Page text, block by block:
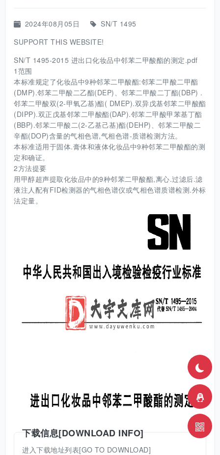
2024年08月05日
SN/T 1495
SUPPORT THIS WEBSITE!
SN/T 1495-2015 进出口化妆品中邻苯二甲酸酯的测定.pdf
1范围
本标准规定了化妆品中9种邻苯二甲酸酯:邻苯二甲酸二甲酯
(DMP).邻苯二甲酸二乙酯(DEP)、邻苯二甲酸二丁酯(DBP) .
邻苯二甲酸双(2-甲氧乙基)酯( DMEP).双异戊基邻苯二甲酸酯
(DIPP).双正戊基邻苯二甲酸酯(DAP).邻苯二甲酸甲苯基丁酯
(BBP).邻苯二甲酸二(2-乙基己基)酯(DEHP)、邻苯二甲酸二
辛酯(DOP)含量的气相色谱,气相色谱-质谱检测方法。
本标准适用于固体.膏体和液体化妆品中9种邻苯二甲酸酯的测
定和确证。
2方法提要
用甲醇超声提取化妆品中的9种邻苯二甲酸酯,离心.过滤后.滤
液注人配有FID检测器的气相色谱仪或气相色谱质谱检测.外标
法定量。
下载信息[DOWNLOAD INFO]
进入下载地址列表[GO TO DOWNLOAD]